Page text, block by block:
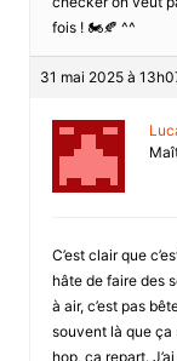
fois ! 🏍️🍂 ^^
31 mai 2025 à
C’est clair que
hâte de faire des
à air, c’est pas
souvent là que ça
hop, ça repart.